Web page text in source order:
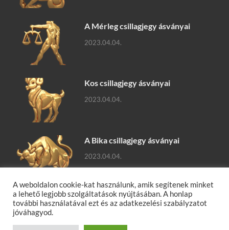
A Mérleg csillagjegy ásványai
2023.04.04.
Kos csillagjegy ásványai
2023.04.04.
A Bika csillagjegy ásványai
2023.04.04.
Ásványok, ásványok hatásai, gyógyító ásványok, ásványfajták,
ásványlexikon, ásvány tudástár.
A weboldalon cookie-kat használunk, amik segítenek minket
a lehető legjobb szolgáltatások nyújtásában. A honlap
további használatával ezt és az adatkezelési szabályzatot
jóváhagyod.